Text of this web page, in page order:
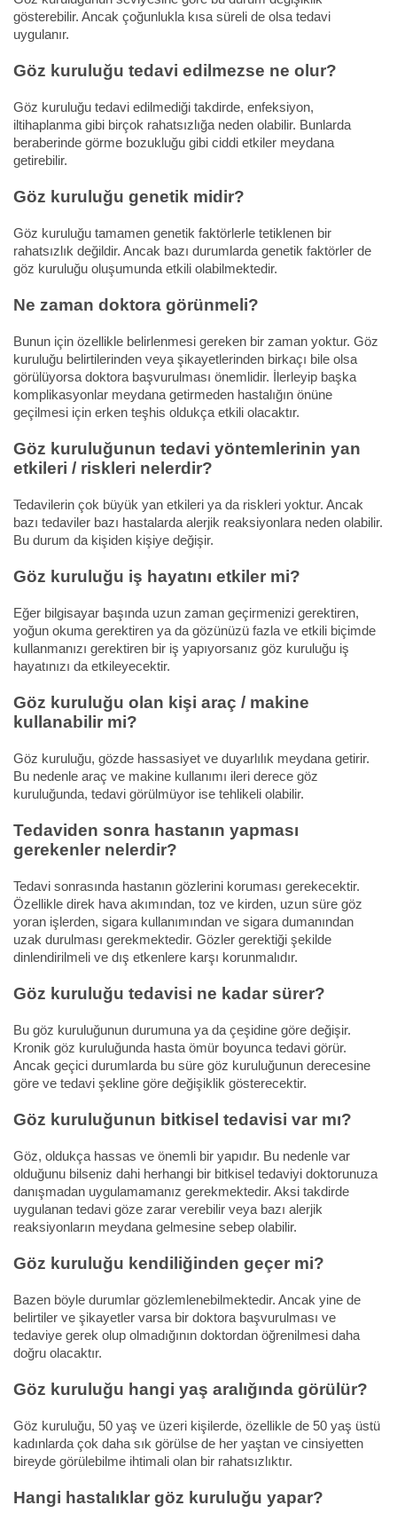
gösterebilir. Ancak çoğunlukla kısa süreli de olsa tedavi
uygulanır.
Göz kuruluğu tedavi edilmezse ne olur?
Göz kuruluğu tedavi edilmediği takdirde, enfeksiyon,
iltihaplanma gibi birçok rahatsızlığa neden olabilir. Bunlarda
beraberinde görme bozukluğu gibi ciddi etkiler meydana
getirebilir.
Göz kuruluğu genetik midir?
Göz kuruluğu tamamen genetik faktörlerle tetiklenen bir
rahatsızlık değildir. Ancak bazı durumlarda genetik faktörler de
göz kuruluğu oluşumunda etkili olabilmektedir.
Ne zaman doktora görünmeli?
Bunun için özellikle belirlenmesi gereken bir zaman yoktur. Göz
kuruluğu belirtilerinden veya şikayetlerinden birkaçı bile olsa
görülüyorsa doktora başvurulması önemlidir. İlerleyip başka
komplikasyonlar meydana getirmeden hastalığın önüne
geçilmesi için erken teşhis oldukça etkili olacaktır.
Göz kuruluğunun tedavi yöntemlerinin yan
etkileri / riskleri nelerdir?
Tedavilerin çok büyük yan etkileri ya da riskleri yoktur. Ancak
bazı tedaviler bazı hastalarda alerjik reaksiyonlara neden olabilir.
Bu durum da kişiden kişiye değişir.
Göz kuruluğu iş hayatını etkiler mi?
Eğer bilgisayar başında uzun zaman geçirmenizi gerektiren,
yoğun okuma gerektiren ya da gözünüzü fazla ve etkili biçimde
kullanmanızı gerektiren bir iş yapıyorsanız göz kuruluğu iş
hayatınızı da etkileyecektir.
Göz kuruluğu olan kişi araç / makine
kullanabilir mi?
Göz kuruluğu, gözde hassasiyet ve duyarlılık meydana getirir.
Bu nedenle araç ve makine kullanımı ileri derece göz
kuruluğunda, tedavi görülmüyor ise tehlikeli olabilir.
Tedaviden sonra hastanın yapması
gerekenler nelerdir?
Tedavi sonrasında hastanın gözlerini koruması gerekecektir.
Özellikle direk hava akımından, toz ve kirden, uzun süre göz
yoran işlerden, sigara kullanımından ve sigara dumanından
uzak durulması gerekmektedir. Gözler gerektiği şekilde
dinlendirilmeli ve dış etkenlere karşı korunmalıdır.
Göz kuruluğu tedavisi ne kadar sürer?
Bu göz kuruluğunun durumuna ya da çeşidine göre değişir.
Kronik göz kuruluğunda hasta ömür boyunca tedavi görür.
Ancak geçici durumlarda bu süre göz kuruluğunun derecesine
göre ve tedavi şekline göre değişiklik gösterecektir.
Göz kuruluğunun bitkisel tedavisi var mı?
Göz, oldukça hassas ve önemli bir yapıdır. Bu nedenle var
olduğunu bilseniz dahi herhangi bir bitkisel tedaviyi doktorunuza
danışmadan uygulamamanız gerekmektedir. Aksi takdirde
uygulanan tedavi göze zarar verebilir veya bazı alerjik
reaksiyonların meydana gelmesine sebep olabilir.
Göz kuruluğu kendiliğinden geçer mi?
Bazen böyle durumlar gözlemlenebilmektedir. Ancak yine de
belirtiler ve şikayetler varsa bir doktora başvurulması ve
tedaviye gerek olup olmadığının doktordan öğrenilmesi daha
doğru olacaktır.
Göz kuruluğu hangi yaş aralığında görülür?
Göz kuruluğu, 50 yaş ve üzeri kişilerde, özellikle de 50 yaş üstü
kadınlarda çok daha sık görülse de her yaştan ve cinsiyetten
bireyde görülebilme ihtimali olan bir rahatsızlıktır.
Hangi hastalıklar göz kuruluğu yapar?